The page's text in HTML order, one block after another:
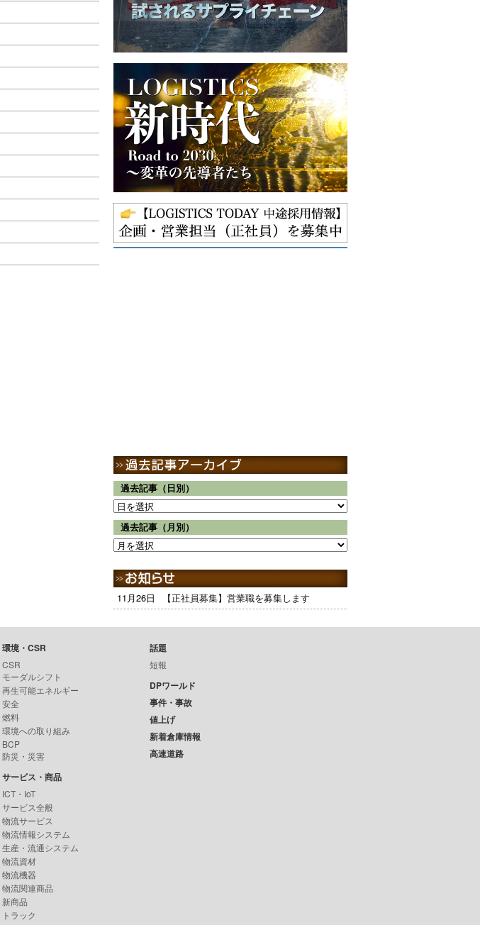
過去記事（日別）
過去記事（月別）
11月26日 【正社員募集】営業職を募集します
環境・CSR
CSR
モーダルシフト
再生可能エネルギー
安全
燃料
環境への取り組み
BCP
防災・災害
サービス・商品
ICT・IoT
サービス全般
物流サービス
物流情報システム
生産・流通システム
物流資材
物流機器
物流関連商品
新商品
トラック
話題
短報
DPワールド
事件・事故
値上げ
新着倉庫情報
高速道路